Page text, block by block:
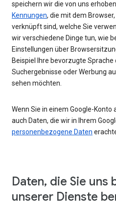
speichern wir die von uns
Kennungen, die mit dem
verknüpft sind, welche Sie
wir verschiedene Dinge tun, wie
Einstellungen über
Beispiel Ihre bevorzugte
Suchergebnisse oder Werbung
sehen möchten.
Wenn Sie in einem Google-
auch Daten, die wir in Ihrem
personenbezogene Daten
Daten, die Sie uns
unserer Dienste